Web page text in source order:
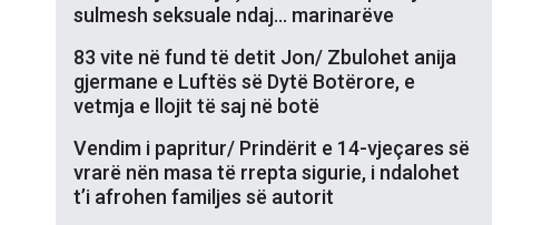
sulmesh seksuale ndaj… marinarëve
83 vite në fund të detit Jon/ Zbulohet anija
gjermane e Luftës së Dytë Botërore, e
vetmja e llojit të saj në botë
Vendim i papritur/ Prindërit e 14-vjeçares së
vrarë nën masa të rrepta sigurie, i ndalohet
t’i afrohen familjes së autorit